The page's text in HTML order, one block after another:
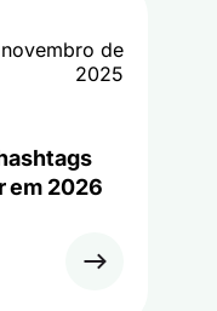
de
2025
em 2026